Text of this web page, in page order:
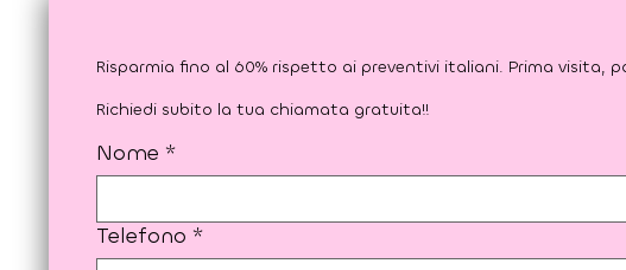
Richiedi subito la tua chiamata gratuita!!
Nome *
Telefono *